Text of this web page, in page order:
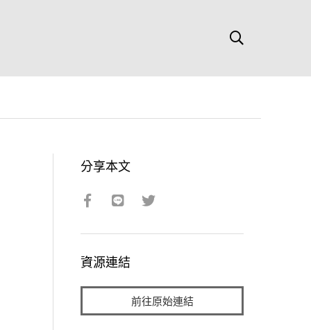
分享本文
資源連結
前往原始連結